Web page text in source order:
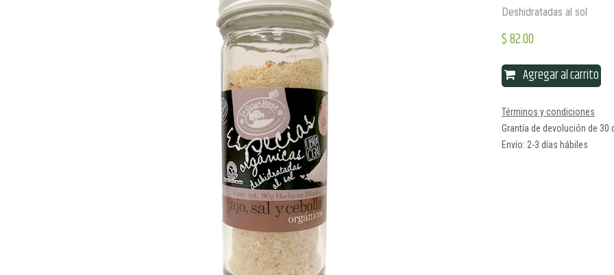
Deshidratadas al sol
$82.00
Agregar al carrito
Términos y condiciones
Grantía de devolución de 30
Envío: 2-3 días hábiles